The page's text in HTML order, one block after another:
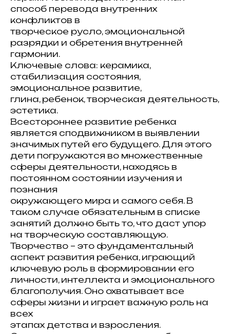
способ перевода внутренних
конфликтов в
творческое русло, эмоциональной
разрядки и обретения внутренней
гармонии.
Ключевые слова: керамика,
стабилизация состояния,
эмоциональное развитие,
глина, ребенок, творческая деятельность,
эстетика.
Всестороннее развитие ребенка
является сподвижником в выявлении
значимых путей его будущего. Для этого
дети погружаются во множественные
сферы деятельности, находясь в
постоянном состоянии изучения и
познания
окружающего мира и самого себя. В
таком случае обязательным в списке
занятий должно быть то, что даст упор
на творческую составляющую.
Творчество – это фундаментальный
аспект развития ребенка, играющий
ключевую роль в формировании его
личности, интеллекта и эмоционального
благополучия. Оно охватывает все
сферы жизни и играет важную роль на
всех
этапах детства и взросления.